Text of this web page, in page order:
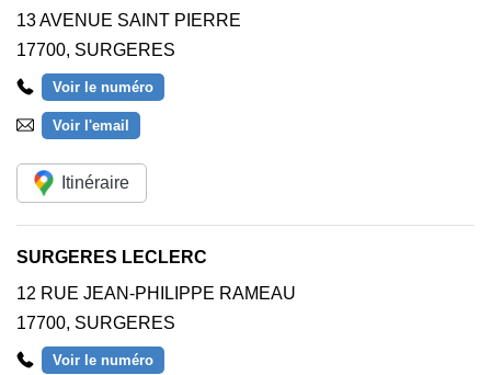
13 AVENUE SAINT PIERRE
17700, SURGERES
Voir le numéro
Voir l'email
Itinéraire
SURGERES LECLERC
12 RUE JEAN-PHILIPPE RAMEAU
17700, SURGERES
Voir le numéro